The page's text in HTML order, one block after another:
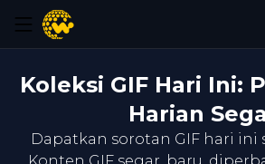
Koleksi GIF Hari Ini:
Harian
Dapatkan sorotan GIF hari ini